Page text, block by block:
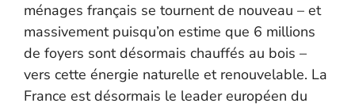
ménages français se tournent de nouveau – et
massivement puisqu’on estime que 6 millions
de foyers sont désormais chauffés au bois –
vers cette énergie naturelle et renouvelable. La
France est désormais le leader européen du